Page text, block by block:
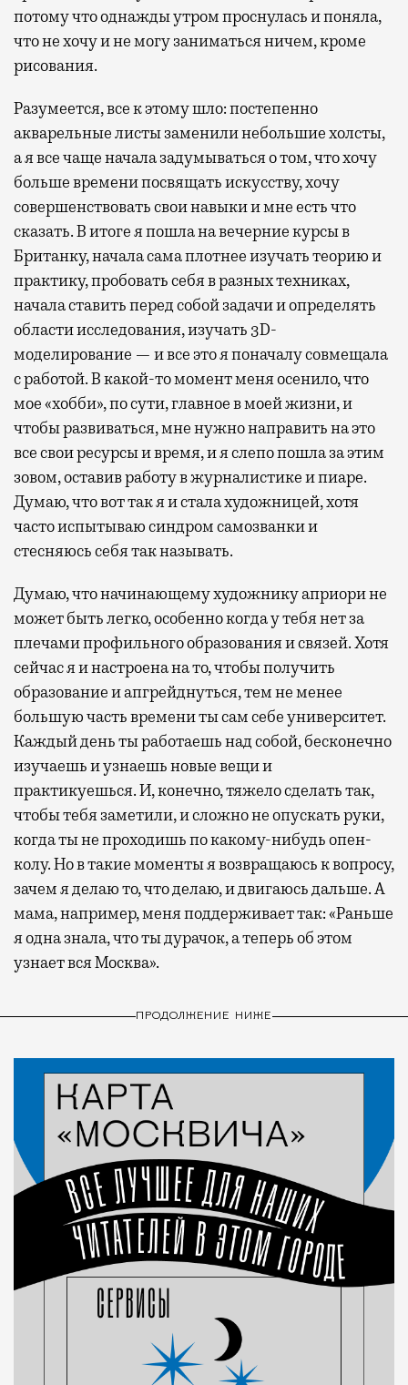
потому что однажды утром проснулась и поняла,
что не хочу и не могу заниматься ничем, кроме
рисования.
Разумеется, все к этому шло: постепенно
акварельные листы заменили небольшие холсты,
а я все чаще начала задумываться о том, что хочу
больше времени посвящать искусству, хочу
совершенствовать свои навыки и мне есть что
сказать. В итоге я пошла на вечерние курсы в
Британку, начала сама плотнее изучать теорию и
практику, пробовать себя в разных техниках,
начала ставить перед собой задачи и определять
области исследования, изучать 3D-
моделирование — и все это я поначалу совмещала
с работой. В какой-то момент меня осенило, что
мое «хобби», по сути, главное в моей жизни, и
чтобы развиваться, мне нужно направить на это
все свои ресурсы и время, и я слепо пошла за этим
зовом, оставив работу в журналистике и пиаре.
Думаю, что вот так я и стала художницей, хотя
часто испытываю синдром самозванки и
стесняюсь себя так называть.
Думаю, что начинающему художнику априори не
может быть легко, особенно когда у тебя нет за
плечами профильного образования и связей. Хотя
сейчас я и настроена на то, чтобы получить
образование и апгрейднуться, тем не менее
большую часть времени ты сам себе университет.
Каждый день ты работаешь над собой, бесконечно
изучаешь и узнаешь новые вещи и
практикуешься. И, конечно, тяжело сделать так,
чтобы тебя заметили, и сложно не опускать руки,
когда ты не проходишь по какому-нибудь опен-
колу. Но в такие моменты я возвращаюсь к вопросу,
зачем я делаю то, что делаю, и двигаюсь дальше. А
мама, например, меня поддерживает так: «Раньше
я одна знала, что ты дурачок, а теперь об этом
узнает вся Москва».
ПРОДОЛЖЕНИЕ НИЖЕ